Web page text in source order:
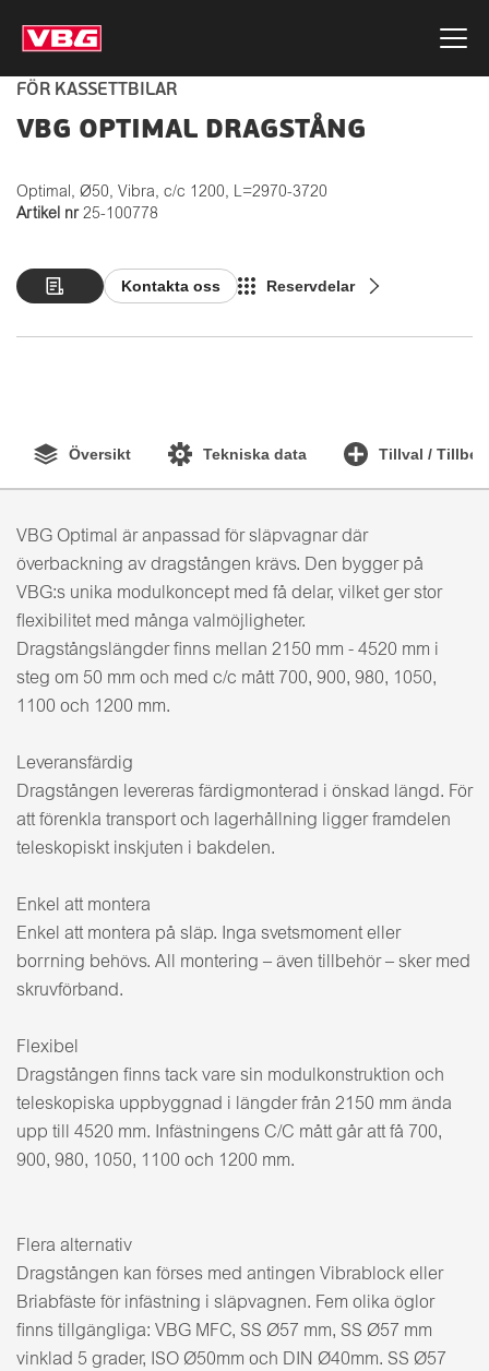
FÖR KASSETTBILAR
VBG OPTIMAL DRAGSTÅNG
Optimal, Ø50, Vibra, c/c 1200, L=2970-3720
Artikel nr 25-100778
Kontakta oss Reservdelar
Översikt Tekniska data Tillval /
VBG Optimal är anpassad för släpvagnar där
överbackning av dragstången krävs. Den bygger på
VBG:s unika modulkoncept med få delar, vilket ger stor
flexibilitet med många valmöjligheter.
Dragstångslängder finns mellan 2150 mm - 4520 mm i
steg om 50 mm och med c/c mått 700, 900, 980, 1050,
1100 och 1200 mm.
Leveransfärdig
Dragstången levereras färdigmonterad i önskad längd. För
att förenkla transport och lagerhållning ligger framdelen
teleskopiskt inskjuten i bakdelen.
Enkel att montera
Enkel att montera på släp. Inga svetsmoment eller
borrning behövs. All montering – även tillbehör – sker med
skruvförband.
Flexibel
Dragstången finns tack vare sin modulkonstruktion och
teleskopiska uppbyggnad i längder från 2150 mm ända
upp till 4520 mm. Infästningens C/C mått går att få 700,
900, 980, 1050, 1100 och 1200 mm.
Flera alternativ
Dragstången kan förses med antingen Vibrablock eller
Briabfäste för infästning i släpvagnen. Fem olika öglor
finns tillgängliga: VBG MFC, SS Ø57 mm, SS Ø57 mm
vinklad 5 grader, ISO Ø50mm och DIN Ø40mm. SS Ø57